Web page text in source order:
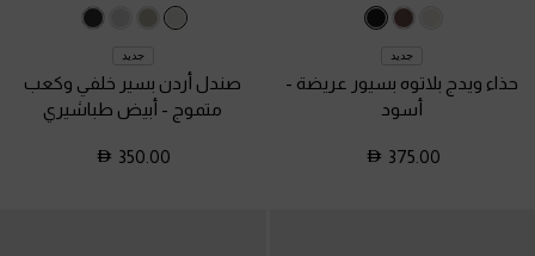
جديد
حذاء ويدج بلاتوه بسيور عريضة -
أسود
375.00
جديد
صندل أردن بسير خلفي وكعب
متموج - أبيض طباشيري
350.00